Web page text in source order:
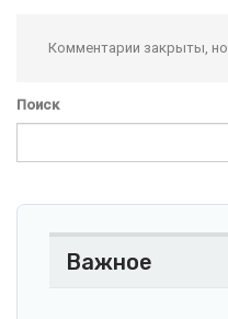
Комментарии закрыты, но
Поиск
Важное